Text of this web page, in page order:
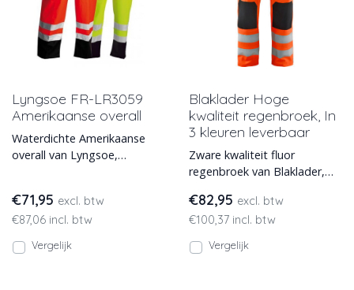
Lyngsoe FR-LR3059
Amerikaanse overall
Waterdichte Amerikaanse
overall van Lyngsoe,
€71,95 excl. btw
€87,06 incl. btw
Vergelijk
Blaklader Hoge
kwaliteit regenbroek, In
3 kleuren leverbaar
Zware kwaliteit fluor
regenbroek van Blaklader,
waterdichte stof.
Geventileerd
€82,95 excl. btw
€100,37 incl. btw
Vergelijk